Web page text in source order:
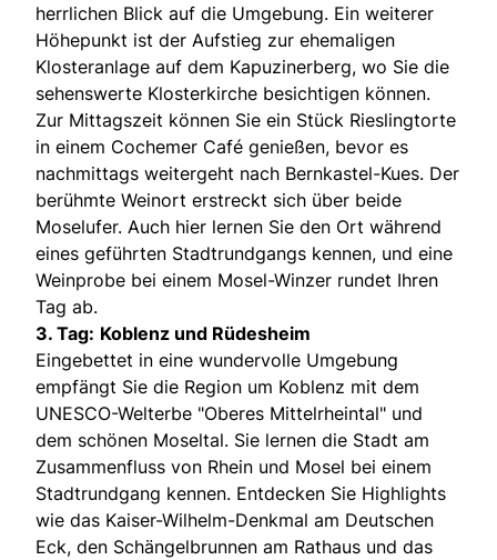
herrlichen Blick auf die Umgebung. Ein weiterer
Höhepunkt ist der Aufstieg zur ehemaligen
Klosteranlage auf dem Kapuzinerberg, wo Sie die
sehenswerte Klosterkirche besichtigen können.
Zur Mittagszeit können Sie ein Stück Rieslingtorte
in einem Cochemer Café genießen, bevor es
nachmittags weitergeht nach Bernkastel-Kues. Der
berühmte Weinort erstreckt sich über beide
Moselufer. Auch hier lernen Sie den Ort während
eines geführten Stadtrundgangs kennen, und eine
Weinprobe bei einem Mosel-Winzer rundet Ihren
Tag ab.
3. Tag: Koblenz und Rüdesheim
Eingebettet in eine wundervolle Umgebung
empfängt Sie die Region um Koblenz mit dem
UNESCO-Welterbe "Oberes Mittelrheintal" und
dem schönen Moseltal. Sie lernen die Stadt am
Zusammenfluss von Rhein und Mosel bei einem
Stadtrundgang kennen. Entdecken Sie Highlights
wie das Kaiser-Wilhelm-Denkmal am Deutschen
Eck, den Schängelbrunnen am Rathaus und das